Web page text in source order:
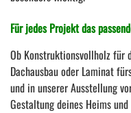
Für jedes Projekt das
Ob Konstruktionsvollholz für
Dachausbau oder Laminat
und in unserer Ausstellung
Gestaltung deines Heims